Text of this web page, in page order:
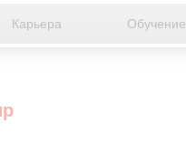
Карьера Обучение